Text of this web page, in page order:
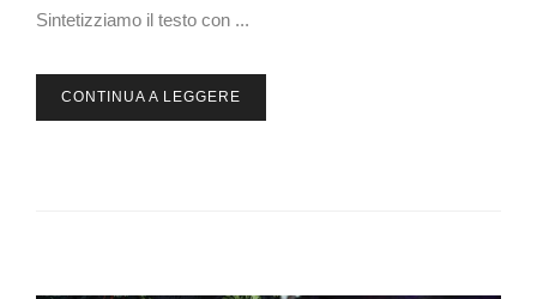
Sintetizziamo il testo con ...
CONTINUA A LEGGERE